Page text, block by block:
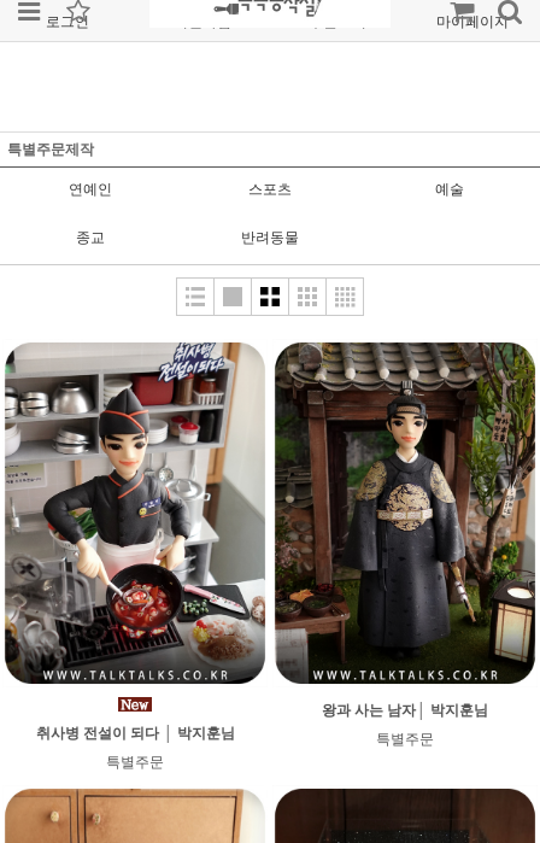
로그인 주문조회 마이페이지
특별주문제작
연예인 스포츠 예술
종교 반려동물
취사병 전설이 되다 │ 박지훈님
특별주문
왕과 사는 남자│ 박지훈님
특별주문